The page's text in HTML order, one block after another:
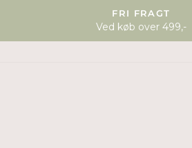
FRI FRAGT
Ved køb over 499,-